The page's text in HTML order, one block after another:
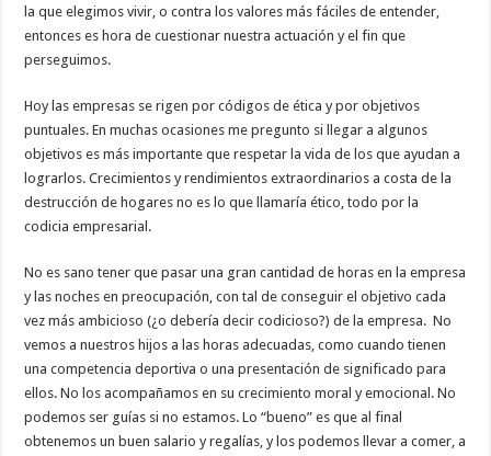
la que elegimos vivir, o contra los valores más fáciles de entender,
entonces es hora de cuestionar nuestra actuación y el fin que
perseguimos.
Hoy las empresas se rigen por códigos de ética y por objetivos
puntuales. En muchas ocasiones me pregunto si llegar a algunos
objetivos es más importante que respetar la vida de los que ayudan a
lograrlos. Crecimientos y rendimientos extraordinarios a costa de la
destrucción de hogares no es lo que llamaría ético, todo por la
codicia empresarial.
No es sano tener que pasar una gran cantidad de horas en la empresa
y las noches en preocupación, con tal de conseguir el objetivo cada
vez más ambicioso (¿o debería decir codicioso?) de la empresa. No
vemos a nuestros hijos a las horas adecuadas, como cuando tienen
una competencia deportiva o una presentación de significado para
ellos. No los acompañamos en su crecimiento moral y emocional. No
podemos ser guías si no estamos. Lo “bueno” es que al final
obtenemos un buen salario y regalías, y los podemos llevar a comer, a